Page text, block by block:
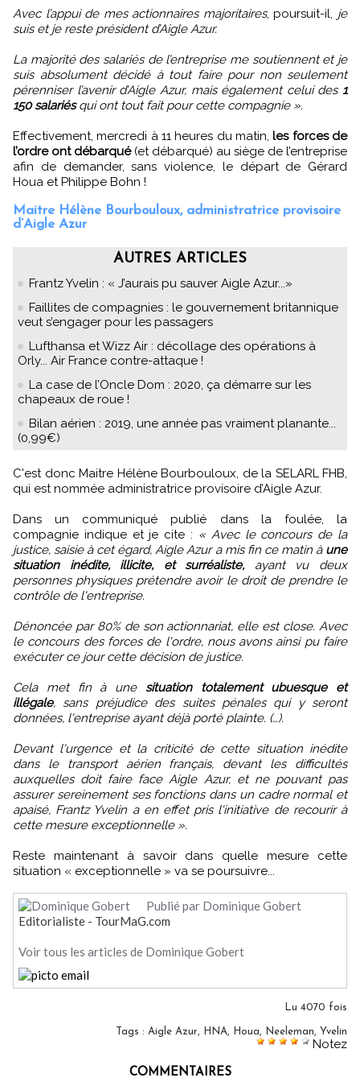
Avec l’appui de mes actionnaires majoritaires, poursuit-il, je
suis et je reste président d’Aigle Azur.
La majorité des salariés de l’entreprise me soutiennent et je
suis absolument décidé à tout faire pour non seulement
pérenniser l’avenir d’Aigle Azur, mais également celui des 1
150 salariésqui ont tout fait pour cette compagnie ».
Effectivement, mercredi à 11 heures du matin, les forces de
l’ordre ont débarqué(et débarqué) au siège de l’entreprise
afin de demander, sans violence, le départ de Gérard
Houa et Philippe Bohn !
Maitre Hélène Bourbouloux, administratrice provisoire
d’Aigle Azur
AUTRES ARTICLES
Frantz Yvelin : « J’aurais pu sauver Aigle Azur...»
Faillites de compagnies : le gouvernement britannique
veut s’engager pour les passagers
Lufthansa et Wizz Air : décollage des opérations à
Orly... Air France contre-attaque !
La case de l’Oncle Dom : 2020, ça démarre sur les
chapeaux de roue !
Bilan aérien : 2019, une année pas vraiment planante...
(0,99€)
C'est donc Maitre Hélène Bourbouloux, de la SELARL FHB,
qui est nommée administratrice provisoire d’Aigle Azur.
Dans un communiqué publié dans la foulée, la
compagnie indique et je cite : « Avec le concours de la
justice, saisie à cet égard, Aigle Azur a mis fin ce matin à une
situation inédite, illicite, et surréaliste,ayant vu deux
personnes physiques prétendre avoir le droit de prendre le
contrôle de l'entreprise.
Dénoncée par 80% de son actionnariat, elle est close. Avec
le concours des forces de l'ordre, nous avons ainsi pu faire
exécuter ce jour cette décision de justice.
Cela met fin à une situation totalement ubuesque et
illégale, sans préjudice des suites pénales qui y seront
données, l'entreprise ayant déjà porté plainte. (…).
Devant l'urgence et la criticité de cette situation inédite
dans le transport aérien français, devant les difficultés
auxquelles doit faire face Aigle Azur, et ne pouvant pas
assurer sereinement ses fonctions dans un cadre normal et
apaisé, Frantz Yvelin a en effet pris l'initiative de recourir à
cette mesure exceptionnelle ».
Reste maintenant à savoir dans quelle mesure cette
situation « exceptionnelle » va se poursuivre...
Publié par Dominique Gobert
Editorialiste - TourMaG.com
Voir tous les articles de Dominique Gobert
Lu 4070 fois
Tags : Aigle Azur HNA Houa Neeleman Yvelin
Notez
COMMENTAIRES